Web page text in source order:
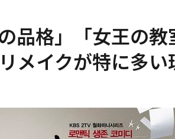
の品格」「女王の
メイクが特に多い